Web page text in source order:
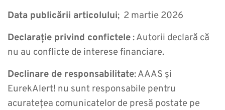
Data publicării articolului; 2 martie 2026
Declarație privind confictele : Autorii declară că
nu au conflicte de interese financiare.
Declinare de responsabilitate: AAAS și
EurekAlert! nu sunt responsabile pentru
acuratețea comunicatelor de presă postate pe